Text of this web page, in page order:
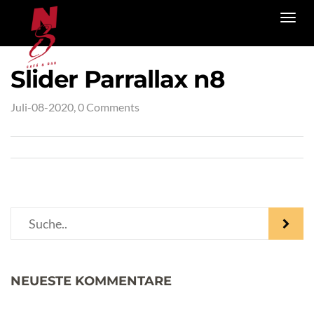
Slider Parrallax n8
Juli-08-2020, 0 Comments
NEUESTE KOMMENTARE